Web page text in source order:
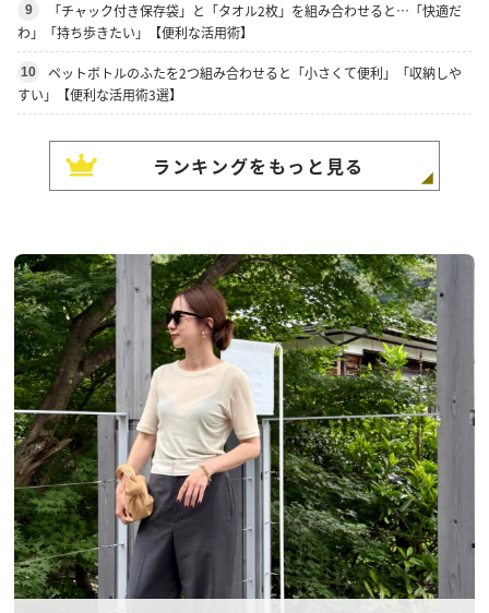
9
「チャック付き保存袋」と「タオル2枚」を組み合わせると…「快適だ
わ」「持ち歩きたい」【便利な活用術】
10
ペットボトルのふたを2つ組み合わせると「小さくて便利」「収納しや
すい」【便利な活用術3選】
ランキングをもっと見る